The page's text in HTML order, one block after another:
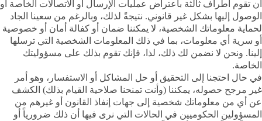
أن تقوم أطراف ثالثة باعتراض عمليات الإرسال أو الاتصالات الخاصة أو
الوصول إليها بشكل غير قانوني. نتيجةً لذلك، وبالرغم من سعينا الجاد
لحماية معلوماتك الشخصية، لا يمكننا ضمان أو كفالة أمان أو خصوصية
أو سرية أي معلومات، بما في ذلك المعلومات الشخصية التي ترسلها
إلينا. ونحن لا نضمن لك ذلك، لذا، فإنك تقوم بذلك على مسؤوليتك
الخاصة.
في حال احتجنا إلى التحقيق أو حل المشاكل أو الاستفسار، وهو أمر
غير مرجح حصوله، يمكننا (وأنت تمنحنا صلاحية القيام بذلك) الكشف
عن أي من معلوماتك شخصية إلى جهات إنفاذ القانون أو غيرهم من
المسؤولين الحكوميين في الحالات التي نرى فيها أن ذلك ضرورياً أو